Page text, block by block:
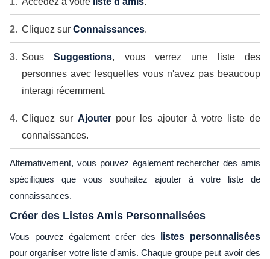
Cliquez sur Connaissances.
SousSuggestions, vous verrez une liste des
personnes avec lesquelles vous n'avez pas beaucoup
interagi récemment.
Cliquez sur Ajouterpour les ajouter à votre liste de
connaissances.
Alternativement, vous pouvez également rechercher des amis
spécifiques que vous souhaitez ajouter à votre liste de
connaissances.
Créer des Listes Amis Personnalisées
Vous pouvez également créer des
listes personnalisées
pour organiser votre liste d'amis. Chaque groupe peut avoir des